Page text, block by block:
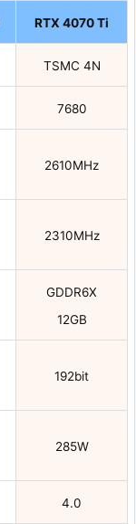
RTX 4070 Ti
TSMC 4N
7680
2610MHz
2310MHz
GDDR6X
12GB
192bit
285W
4.0